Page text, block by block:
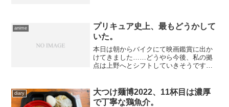
ダヲ、榊英雄、寺島進、西...
anime
プリキュア史上、最もどうかして
いた。
本日は朝からバイクにて映画鑑賞に出か
けてきました……どうやら今後、私の拠
点は上野へとシフトしていきそうです
ば面倒くさいお出かけも挟みたくなるわ
けで。 というわけで、行き...
diary
大つけ麺博2022、11杯目は濃厚
で丁寧な鶏魚介。